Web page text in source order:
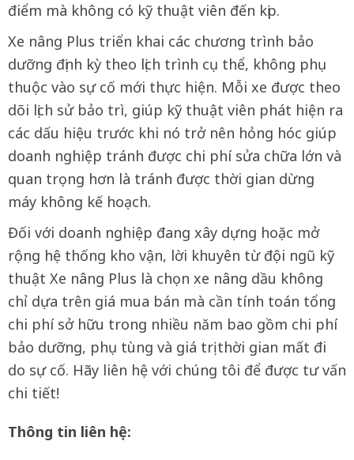
điểm mà không có kỹ thuật viên đến kịp.
Xe nâng Plus triển khai các chương trình bảo
dưỡng định kỳ theo lịch trình cụ thể, không phụ
thuộc vào sự cố mới thực hiện. Mỗi xe được theo
dõi lịch sử bảo trì, giúp kỹ thuật viên phát hiện ra
các dấu hiệu trước khi nó trở nên hỏng hóc giúp
doanh nghiệp tránh được chi phí sửa chữa lớn và
quan trọng hơn là tránh được thời gian dừng
máy không kế hoạch.
Đối với doanh nghiệp đang xây dựng hoặc mở
rộng hệ thống kho vận, lời khuyên từ đội ngũ kỹ
thuật Xe nâng Plus là chọn xe nâng dầu không
chỉ dựa trên giá mua bán mà cần tính toán tổng
chi phí sở hữu trong nhiều năm bao gồm chi phí
bảo dưỡng, phụ tùng và giá trị thời gian mất đi
do sự cố. Hãy liên hệ với chúng tôi để được tư vấn
chi tiết!
Thông tin liên hệ: